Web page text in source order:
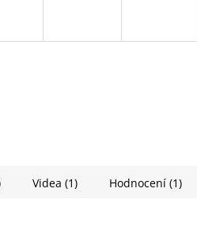
Videa (1) Hodnocení (1)